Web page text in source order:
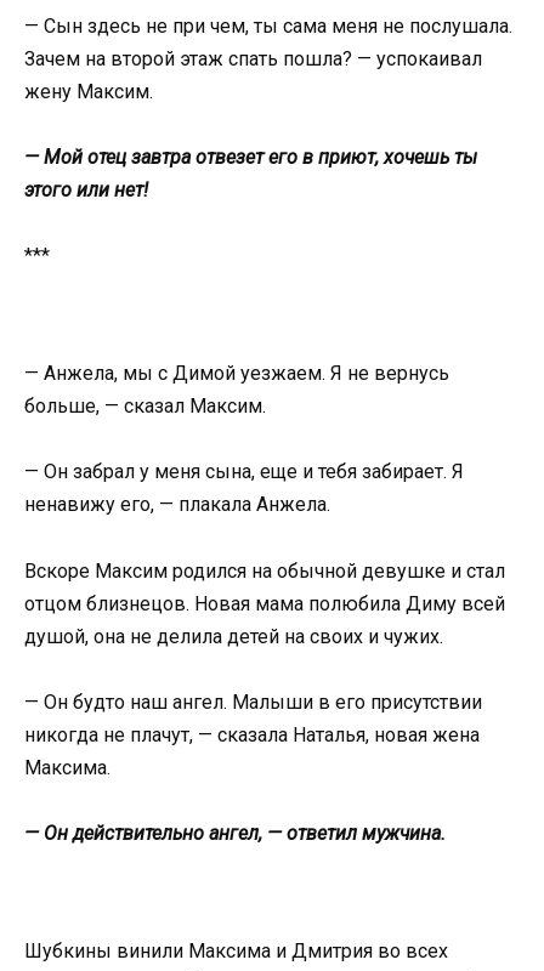
— Сын здесь не при чем, ты сама меня не послушала.
Зачем на второй этаж спать пошла? — успокаивал
жену Максим.
— Мой отец завтра отвезет его в приют, хочешь ты
этого или нет!
***
— Анжела, мы с Димой уезжаем. Я не вернусь
больше, — сказал Максим.
— Он забрал у меня сына, еще и тебя забирает. Я
ненавижу его, — плакала Анжела.
Вскоре Максим родился на обычной девушке и стал
отцом близнецов. Новая мама полюбила Диму всей
душой, она не делила детей на своих и чужих.
— Он будто наш ангел. Малыши в его присутствии
никогда не плачут, — сказала Наталья, новая жена
Максима.
— Он действительно ангел, — ответил мужчина.
Шубкины винили Максима и Дмитрия во всех